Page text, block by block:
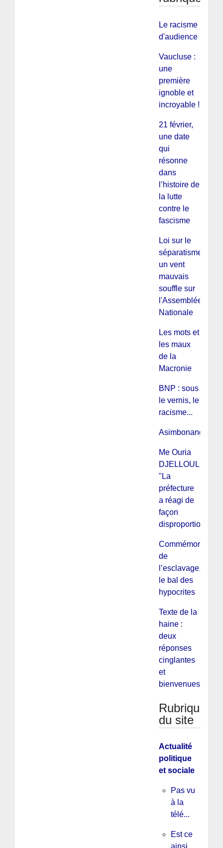
Le racisme
d'audience
Vaucluse :
une
première
ignoble et
incroyable !!
21 février,
une date
qui
résonne
dans
l’histoire de
la lutte
contre le
fascisme
Loi sur le
séparatisme :
un vent
mauvais
souffle sur
l'Assemblée
Nationale
Les mots et
les maux
de la
Macronie
BNP : sous
le vernis, le
racisme...
Asimbonanga
Me Ouria
DJELLOULI :
"La
préfecture
a réagi de
façon
disproportionnée"
Commémoration
de
l’esclavage,
le bal des
hypocrites
Texte de la
haine :
deux
réponses
cinglantes
et
bienvenues
Rubriques
du site
Actualité
politique
et sociale
Pas vu
à la
télé...
Est ce
ainsi